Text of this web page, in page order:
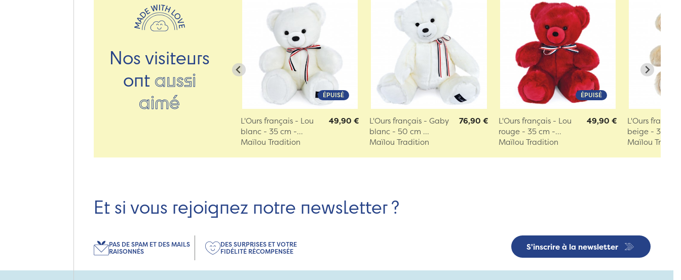
Nos visiteurs
ont aussi
aimé
ÉPUISÉ
L'Ours français - Lou
blanc - 35 cm -...
Maïlou Tradition
49,90 €
L'Ours français - Gaby
blanc - 50 cm ...
Maïlou Tradition
76,90 €
ÉPUISÉ
L'Ours français - Lou
rouge - 35 cm -...
Maïlou Tradition
49,90 €
L'Ours
beige - 35 cm
Maïlou
Et si vous rejoignez notre newsletter ?
S'inscrire à la newsletter
PAS DE SPAM ET DES MAILS
RAISONNÉS
DES SURPRISES ET VOTRE
FIDÉLITÉ RÉCOMPENSÉE